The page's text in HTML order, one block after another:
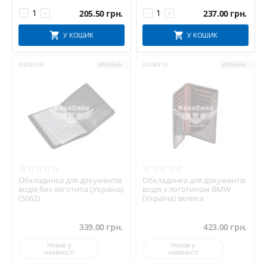
+
− 205.50 грн.
У КОШИК
+
− 237.00 грн.
У КОШИК
0358930 УКРАЇНА
Обкладинка для документів
водія без логотипа (Україна)
(5062)
339.00 грн.
Немає у
наявності
0358910 УКРАЇНА
Обкладинка для документів
водія з логотипом BMW
(Україна) велика
423.00 грн.
Немає у
наявності